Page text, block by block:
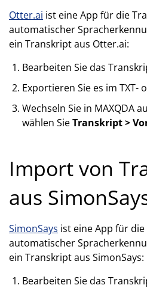
Otter.ai ist eine App für die
automatischer
ein Transkript aus Otter.ai:
Bearbeiten Sie das
Exportieren Sie es im TXT-
Wechseln Sie in MAXQDA
wählen SieTranskript >
Import von
aus
SimonSays ist eine App für
automatischer
ein Transkript aus SimonSays:
Bearbeiten Sie das